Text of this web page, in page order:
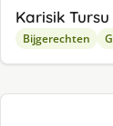
Karisik
Bijgerechten